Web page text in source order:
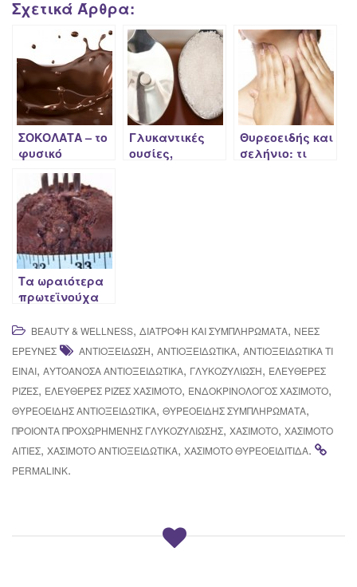
Σχετικά Άρθρα:
ΣΟΚΟΛΑΤΑ – το
φυσικό
Γλυκαντικές
ουσίες,
Θυρεοειδής και
σελήνιο: τι
Τα ωραιότερα
πρωτεϊνούχα
Low Carb
διατροφή σας
BEAUTY & WELLNESS, ΔΙΑΤΡΟΦΉ ΚΑΙ ΣΥΜΠΛΗΡΏΜΑΤΑ, ΝΈΕΣ
ΈΡΕΥΝΕΣ
ΑΝΤΙΟΞΕΊΔΩΣΗ, ΑΝΤΙΟΞΕΙΔΩΤΙΚΆ, ΑΝΤΙΟΞΕΙΔΩΤΙΚΆ ΤΙ
ΕΊΝΑΙ, ΑΥΤΟΆΝΟΣΑ ΑΝΤΙΟΞΕΙΔΩΤΙΚΆ, ΓΛΥΚΟΖΥΛΊΩΣΗ, ΕΛΕΎΘΕΡΕΣ
ΡΊΖΕΣ, ΕΛΕΎΘΕΡΕΣ ΡΊΖΕΣ ΧΑΣΙΜΌΤΟ, ΕΝΔΟΚΡΙΝΟΛΌΓΟΣ ΧΑΣΙΜΌΤΟ,
ΘΥΡΕΟΕΙΔΉΣ ΑΝΤΙΟΞΕΙΔΩΤΙΚΆ, ΘΥΡΕΟΕΙΔΉΣ ΣΥΜΠΛΗΡΏΜΑΤΑ,
ΠΡΟΙΟΝΤΑ ΠΡΟΧΩΡΗΜΕΝΗΣ ΓΛΥΚΟΖΥΛΊΩΣΗΣ, ΧΑΣΙΜΌΤΟ, ΧΑΣΙΜΌΤΟ
ΑΙΤΊΕΣ, ΧΑΣΙΜΟΤΟ ΑΝΤΙΟΞΕΙΔΩΤΙΚΆ, ΧΑΣΙΜΟΤΟ ΘΥΡΕΟΕΙΔΊΤΙΔΑ.
PERMALINK.